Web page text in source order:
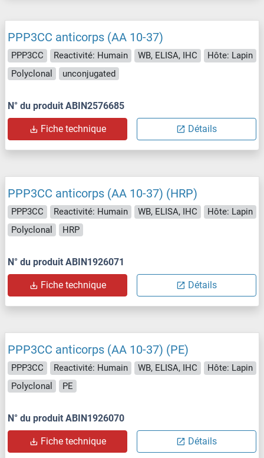
PPP3CC anticorps (AA 10-37)
PPP3CC Reactivité: Humain WB, ELISA, IHC
Hôte: Lapin
Polyclonal
unconjugated
N° du produit ABIN2576685
Fiche technique Détails
PPP3CC anticorps (AA 10-37) (HRP)
PPP3CC Reactivité: Humain WB, ELISA, IHC
Hôte: Lapin
Polyclonal
HRP
N° du produit ABIN1926071
Fiche technique Détails
PPP3CC anticorps (AA 10-37) (PE)
PPP3CC Reactivité: Humain WB, ELISA, IHC
Hôte: Lapin
Polyclonal
PE
N° du produit ABIN1926070
Fiche technique Détails